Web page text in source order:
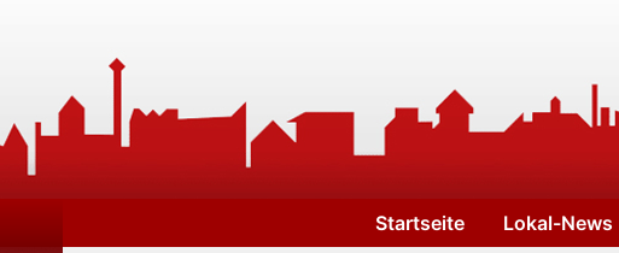
Startseite Lokal-News